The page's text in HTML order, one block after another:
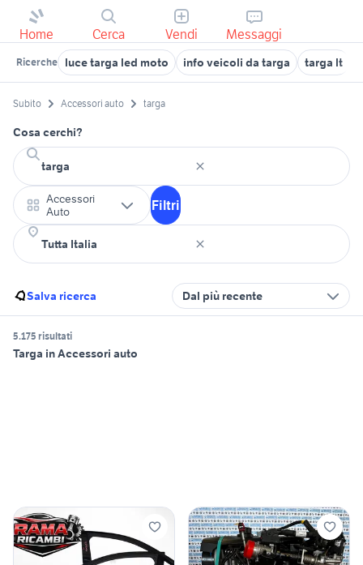
Home Cerca Vendi Messaggi
Ricerche luce targa led moto info veicoli da targa targa lt
Subito Accessori auto targa
Cosa cerchi?
Accessori
Auto
Filtri
Salva ricerca Dal più recente
5.175 risultati
Targa in Accessori auto